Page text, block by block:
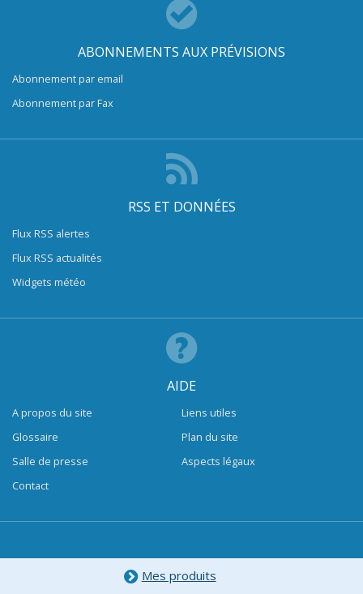
ABONNEMENTS AUX PRÉVISIONS
Abonnement par email
Abonnement par Fax
RSS ET DONNÉES
Flux RSS alertes
Flux RSS actualités
Widgets météo
AIDE
A propos du site
Glossaire
Salle de presse
Contact
Liens utiles
Plan du site
Aspects légaux
Mes produits